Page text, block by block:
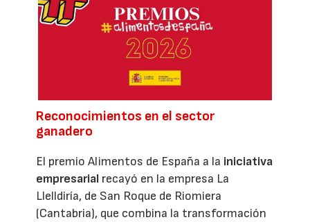
Reconocimientos en el sector
ganadero
El premio Alimentos de España a la iniciativa
empresarial recayó en la empresa La
Llelldiría, de San Roque de Riomiera
(Cantabria), que combina la transformación